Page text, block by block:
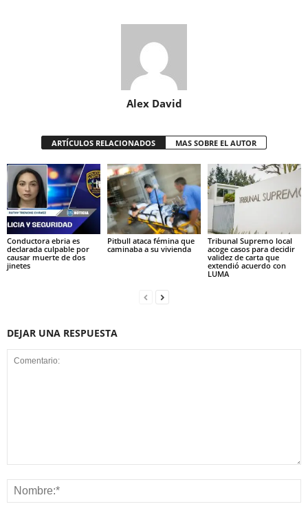
Alex David
ARTÍCULOS RELACIONADOS MAS SOBRE EL AUTOR
Conductora ebria es
declarada culpable por
causar muerte de dos
jinetes
Pitbull ataca fémina que
caminaba a su vivienda
Tribunal Supremo local
acoge casos para decidir
validez de carta que
extendió acuerdo con
LUMA
DEJAR UNA RESPUESTA